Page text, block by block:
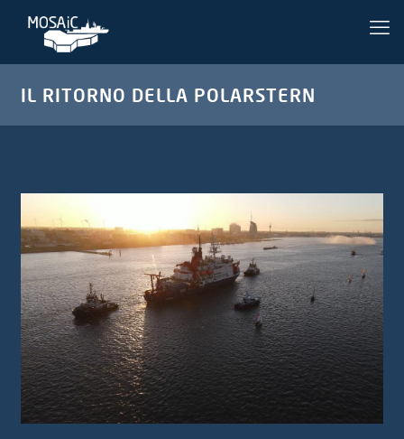
IL RITORNO DELLA POLARSTERN